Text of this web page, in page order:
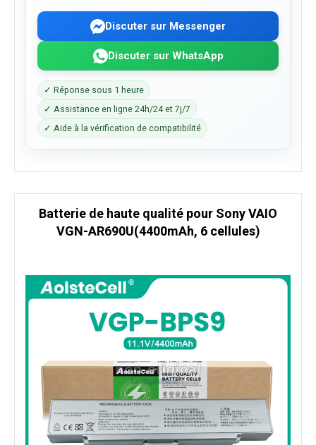
Discuter sur Messenger
Discuter sur WhatsApp
✓ Réponse sous 1 heure
✓ Assistance en ligne 24h/24 et 7j/7
✓ Aide à la vérification de compatibilité
Batterie de haute qualité pour Sony VAIO
VGN-AR690U(4400mAh, 6 cellules)